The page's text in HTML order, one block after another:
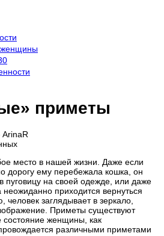
женщины
приметы
ArinaR
место в нашей жизни. Даже если
дорогу ему перебежала кошка, он
пуговицу на своей одежде, или даже
неожиданно приходится вернуться
заглядывает в зеркало,
Приметы существуют
состояние женщины, как
различными приметами